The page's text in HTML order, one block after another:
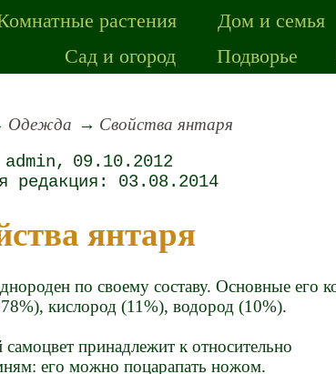
растения Дом и семья
Сад и огород
Подворье
Одежда Свойства янтаря
admin
09.10.2012
03.08.2014
янтаря
по своему составу. Основные его
кислород (11%), водород (10%).
самоцвет принадлежит к относительно
его можно поцарапать ножом.